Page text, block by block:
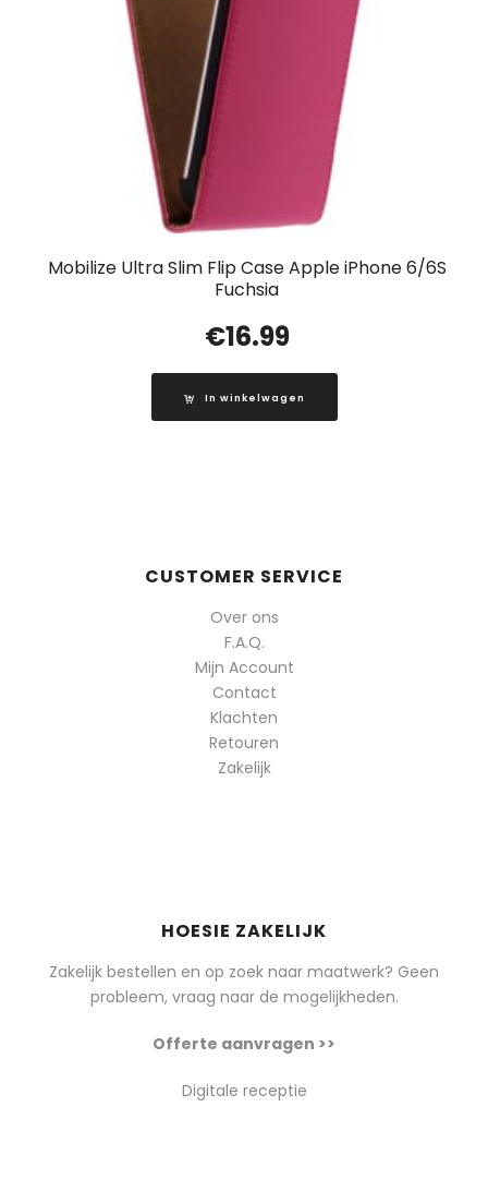
Mobilize Ultra Slim Flip Case Apple iPhone 6/6S
Fuchsia
€16.99
In winkelwagen
CUSTOMER SERVICE
Over ons
F.A.Q.
Mijn Account
Contact
Klachten
Retouren
Zakelijk
HOESIE ZAKELIJK
Zakelijk bestellen en op zoek naar maatwerk? Geen
probleem, vraag naar de mogelijkheden.
Offerte aanvragen >>
Digitale receptie